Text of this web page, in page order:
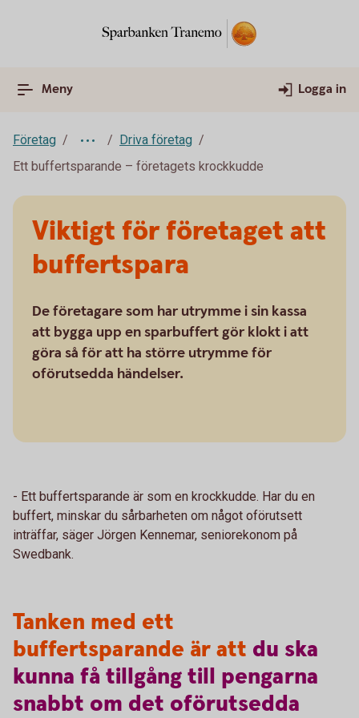
Meny Logga in
Företag
Driva företag
Ett buffertsparande – företagets krockkudde
Viktigt för företaget att
buffertspara
De företagare som har utrymme i sin kassa
att bygga upp en sparbuffert gör klokt i att
göra så för att ha större utrymme för
oförutsedda händelser.
- Ett buffertsparande är som en krockkudde. Har du en
buffert, minskar du sårbarheten om något oförutsett
inträffar, säger Jörgen Kennemar, seniorekonom på
Swedbank.
Tanken med ett
buffertsparande är att du ska
kunna få tillgångtill pengarna
snabbt om det oförutsedda